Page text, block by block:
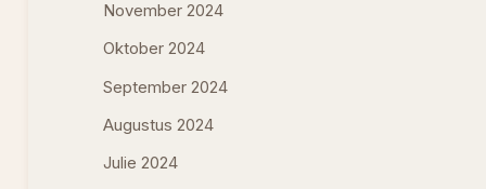
November 2024
Oktober 2024
September 2024
Augustus 2024
Julie 2024